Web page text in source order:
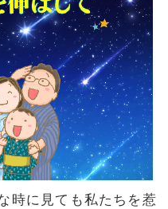
時に見ても私たちを惹